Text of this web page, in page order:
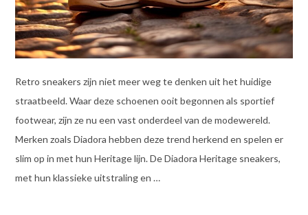
Retro sneakers zijn niet meer weg te denken uit het huidige
straatbeeld. Waar deze schoenen ooit begonnen als sportief
footwear, zijn ze nu een vast onderdeel van de modewereld.
Merken zoals Diadora hebben deze trend herkend en spelen er
slim op in met hun Heritage lijn. De Diadora Heritage sneakers,
met hun klassieke uitstraling en …